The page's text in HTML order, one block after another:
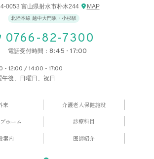
0053 富山県射水市朴木244 MAP
北陸本線 越中大門駅・小杉駅
0766-82-7300
電話受付時間： 8:45 - 17:00
- 12:00 / 14:00 - 17:00
午後、日曜日、祝日
来 介護老人保健施設
ホーム 診療科目
案内 医師紹介